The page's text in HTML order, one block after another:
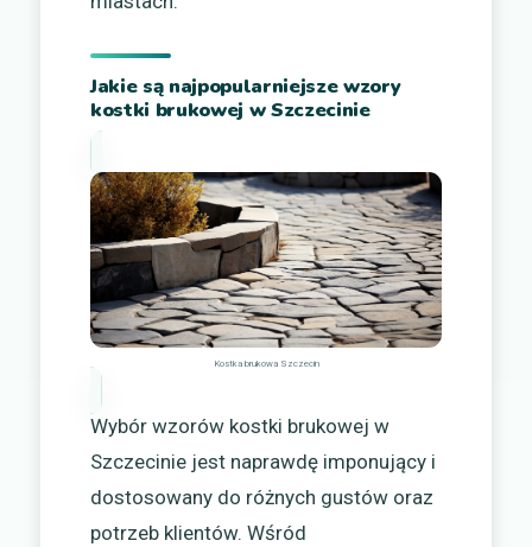
Jakie są najpopularniejsze wzory
kostki brukowej w Szczecinie
Kostka brukowa Szczecin
Wybór wzorów kostki brukowej w
Szczecinie jest naprawdę imponujący i
dostosowany do różnych gustów oraz
potrzeb klientów. Wśród